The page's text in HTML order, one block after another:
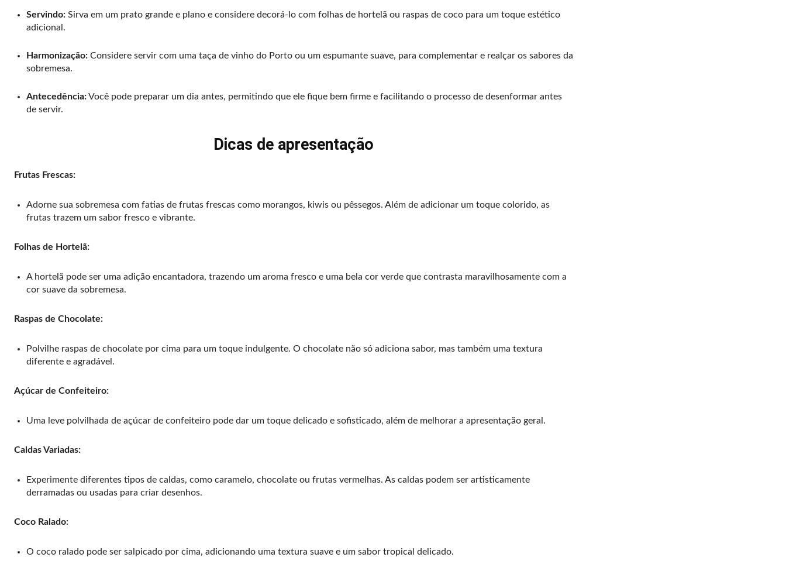
Servindo: Sirva em um prato grande e plano e considere decorá-lo com folhas de hortelã ou raspas de coco para um toque estético
adicional.
Harmonização: Considere servir com uma taça de vinho do Porto ou um espumante suave, para complementar e realçar os sabores da
sobremesa.
Antecedência:Você pode preparar um dia antes, permitindo que ele fique bem firme e facilitando o processo de desenformar antes
de servir.
Dicas de apresentação
Frutas Frescas:
Adorne sua sobremesa com fatias de frutas frescas como morangos, kiwis ou pêssegos. Além de adicionar um toque colorido, as
frutas trazem um sabor fresco e vibrante.
Folhas de Hortelã:
A hortelã pode ser uma adição encantadora, trazendo um aroma fresco e uma bela cor verde que contrasta maravilhosamente com a
cor suave da sobremesa.
Raspas de Chocolate:
Polvilhe raspas de chocolate por cima para um toque indulgente. O chocolate não só adiciona sabor, mas também uma textura
diferente e agradável.
Açúcar de Confeiteiro:
Uma leve polvilhada de açúcar de confeiteiro pode dar um toque delicado e sofisticado, além de melhorar a apresentação geral.
Caldas Variadas:
Experimente diferentes tipos de caldas, como caramelo, chocolate ou frutas vermelhas. As caldas podem ser artisticamente
derramadas ou usadas para criar desenhos.
Coco Ralado:
O coco ralado pode ser salpicado por cima, adicionando uma textura suave e um sabor tropical delicado.